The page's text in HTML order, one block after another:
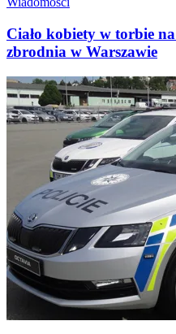
Ciało kobiety w torbie
zbrodnia w Warszawie